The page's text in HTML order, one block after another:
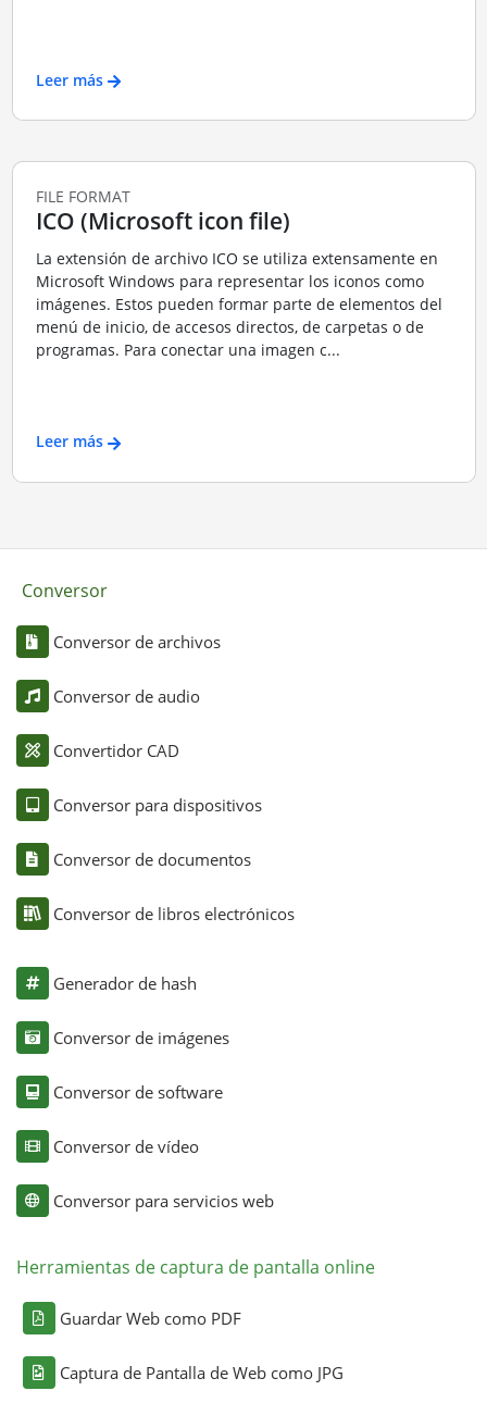
Leer más
FILE FORMAT
ICO (Microsoft icon file)
La extensión de archivo ICO se utiliza extensamente en
Microsoft Windows para representar los iconos como
imágenes. Estos pueden formar parte de elementos del
menú de inicio, de accesos directos, de carpetas o de
programas. Para conectar una imagen c...
Leer más
Conversor
Conversor de archivos
Conversor de audio
Convertidor CAD
Conversor para dispositivos
Conversor de documentos
Conversor de libros electrónicos
Generador de hash
Conversor de imágenes
Conversor de software
Conversor de vídeo
Conversor para servicios web
Herramientas de captura de pantalla online
Guardar Web como PDF
Captura de Pantalla de Web como JPG